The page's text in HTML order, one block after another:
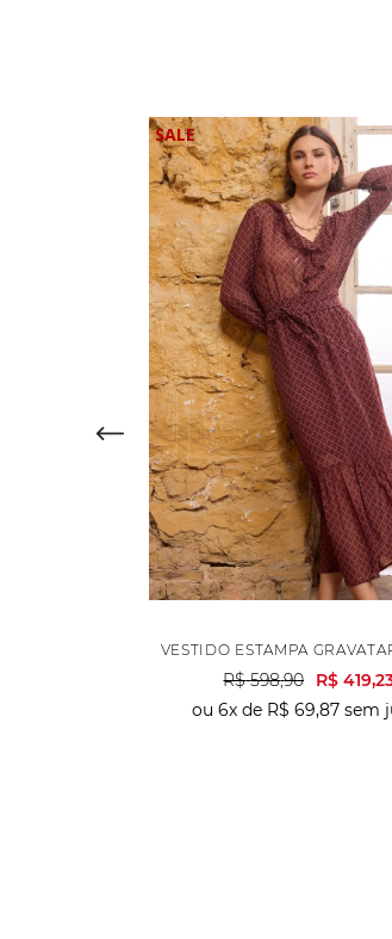
VESTIDO ESTAMPA
R$ 598,90 R$ 419,
ou 6x de R$ 69,87sem